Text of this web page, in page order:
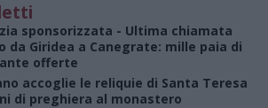
sponsorizzata - Ultima chiamata
da Giridea a Canegrate: mille paia di
offerte
accoglie le reliquie di Santa Teresa
di preghiera al monastero